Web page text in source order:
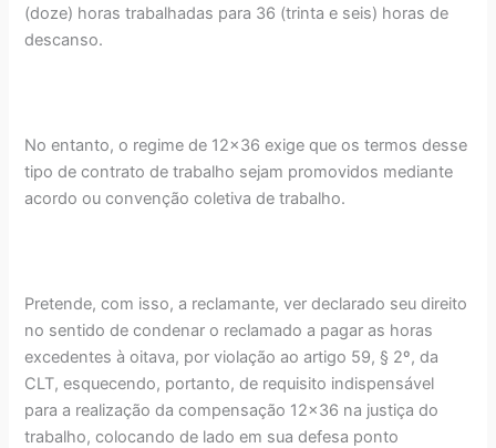
(doze) horas trabalhadas para 36 (trinta e seis) horas de
descanso.
No entanto, o regime de 12x36 exige que os termos desse
tipo de contrato de trabalho sejam promovidos mediante
acordo ou convenção coletiva de trabalho.
Pretende, com isso, a reclamante, ver declarado seu direito
no sentido de condenar o reclamado a pagar as horas
excedentes à oitava, por violação ao artigo 59, § 2º, da
CLT, esquecendo, portanto, de requisito indispensável
para a realização da compensação 12x36 na justiça do
trabalho, colocando de lado em sua defesa ponto